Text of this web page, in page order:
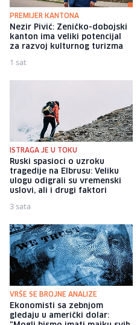
PREMIJER KANTONA
Nezir Pivić: Zeničko-dobojski
kanton ima veliki potencijal
za razvoj kulturnog turizma
1 sat
ISTRAGA JE U TOKU
Ruski spasioci o uzroku
tragedije na Elbrusu: Veliku
ulogu odigrali su vremenski
uslovi, ali i drugi faktori
3 sata
VRŠE SE BROJNE ANALIZE
Ekonomisti sa zebnjom
gledaju u američki dolar: